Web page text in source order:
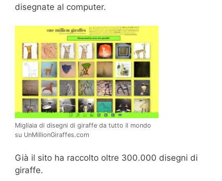
disegnate al computer.
Migliaia di disegni di giraffe da tutto il mondo
su UnMillionGiraffes.com
Già il sito ha raccolto oltre 300.000 disegni di
giraffe.